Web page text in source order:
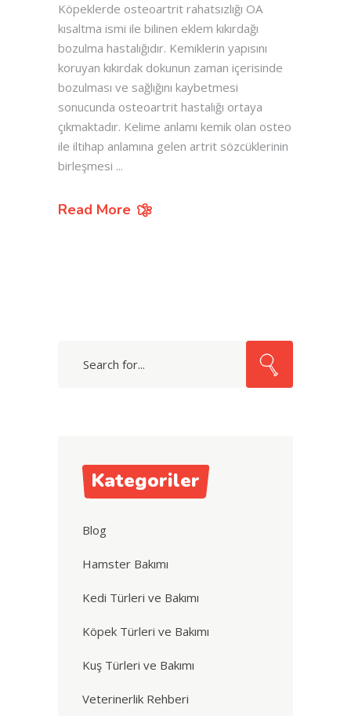
Köpeklerde osteoartrit rahatsızlığı OA
kısaltma ismi ile bilinen eklem kıkırdağı
bozulma hastalığıdır. Kemiklerin yapısını
koruyan kıkırdak dokunun zaman içerisinde
bozulması ve sağlığını kaybetmesi
sonucunda osteoartrit hastalığı ortaya
çıkmaktadır. Kelime anlamı kemik olan osteo
ile iltihap anlamına gelen artrit sözcüklerinin
birleşmesi
Read More
Kategoriler
Blog
Hamster Bakımı
Kedi Türleri ve Bakımı
Köpek Türleri ve Bakımı
Kuş Türleri ve Bakımı
Veterinerlik Rehberi